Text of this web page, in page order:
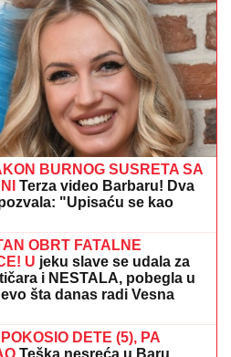
BURNOG SUSRETA SA
Terza video Barbaru! Dva
"Upisaću se kao
OBRT FATALNE
U jeku slave se udala za
i NESTALA, pobegla u
šta danas radi Vesna
DETE (5), PA
Teška nesreća u Baru